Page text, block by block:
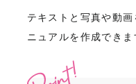
テキストと写真や動
ニュアルを作成できま